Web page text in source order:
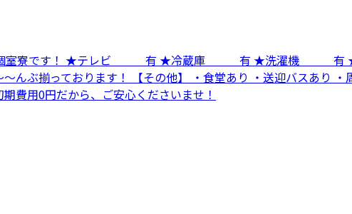
※完全個室寮です！ ★テレビ 有 ★冷蔵庫 有 ★洗濯
っております！ 【その他】 ・食堂あり ・送迎バスあり ・
費用0円だから、ご安心くださいませ！